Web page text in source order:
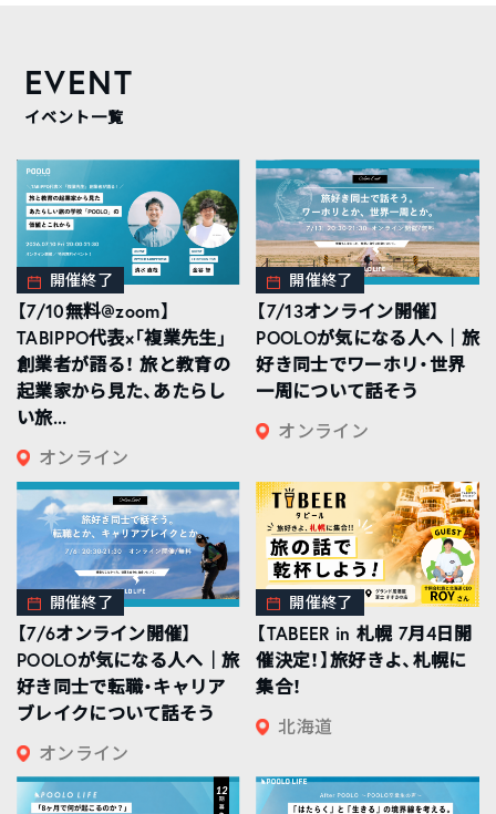
EVENT
イベント一覧
開催終了
【7/10無料@zoom】
TABIPPO代表×「複業先生」
創業者が語る！ 旅と教育の
起業家から見た、あたらし
い旅...
オンライン
開催終了
【7/13オンライン開催】
POOLOが気になる人へ｜旅
好き同士でワーホリ・世界
一周について話そう
オンライン
開催終了
【7/6オンライン開催】
POOLOが気になる人へ｜旅
好き同士で転職・キャリア
ブレイクについて話そう
オンライン
開催終了
【TABEER in 札幌 7月4日開
催決定！】旅好きよ、札幌に
集合！
北海道